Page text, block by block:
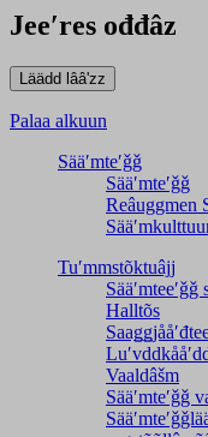
Jeeʹres ođđâz
Palaa alkuun
Sääʹmteʹǧǧ
Sääʹmteʹǧǧ
Reâuggmen
Tuʹmmstõktuâjj
Sääʹmteeʹǧǧ
Halltõs
Vaaldâšm
Sääʹmteʹǧǧ